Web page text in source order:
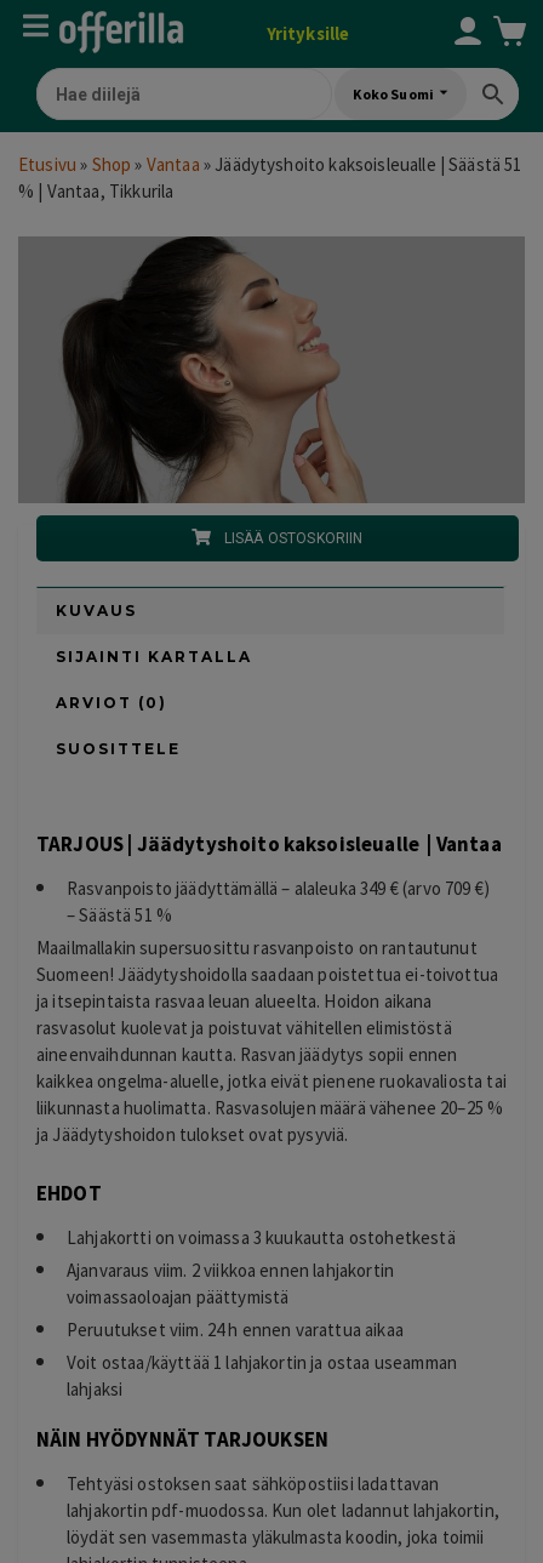
Yrityksille
Koko Suomi
Etusivu » Shop » Vantaa » Jäädytyshoito kaksoisleualle | Säästä 51
% | Vantaa, Tikkurila
LISÄÄ OSTOSKORIIN
KUVAUS
SIJAINTI KARTALLA
ARVIOT (0)
SUOSITTELE
TARJOUS | Jäädytyshoito kaksoisleualle | Vantaa
Rasvanpoisto jäädyttämällä – alaleuka 349 € (arvo 709 €)
– Säästä 51 %
Maailmallakin supersuosittu rasvanpoisto on rantautunut
Suomeen! Jäädytyshoidolla saadaan poistettua ei-toivottua
ja itsepintaista rasvaa leuan alueelta. Hoidon aikana
rasvasolut kuolevat ja poistuvat vähitellen elimistöstä
aineenvaihdunnan kautta. Rasvan jäädytys sopii ennen
kaikkea ongelma-aluelle, jotka eivät pienene ruokavaliosta tai
liikunnasta huolimatta. Rasvasolujen määrä vähenee 20–25 %
ja Jäädytyshoidon tulokset ovat pysyviä.
EHDOT
Lahjakortti on voimassa 3 kuukautta ostohetkestä
Ajanvaraus viim. 2 viikkoa ennen lahjakortin
voimassaoloajan päättymistä
Peruutukset viim. 24 h ennen varattua aikaa
Voit ostaa/käyttää 1 lahjakortin ja ostaa useamman
lahjaksi
NÄIN HYÖDYNNÄT TARJOUKSEN
Tehtyäsi ostoksen saat sähköpostiisi ladattavan
lahjakortin pdf-muodossa. Kun olet ladannut lahjakortin,
löydät sen vasemmasta yläkulmasta koodin, joka toimii